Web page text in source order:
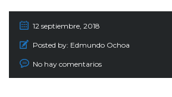
12 septiembre, 2018
Posted by: Edmundo Ochoa
No hay comentarios